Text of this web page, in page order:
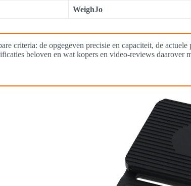
WeighJo
criteria: de opgegeven precisie en capaciteit, de
beloven en wat kopers en video-reviews daarover